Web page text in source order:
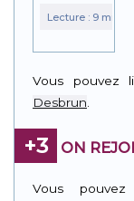
Vous pouvez
Desbrun
+3 ON
Vous